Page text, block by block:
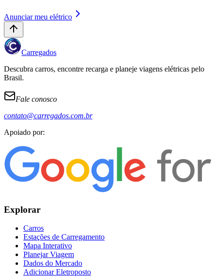
Anunciar meu elétrico
Carregados
Descubra carros, encontre recarga e planeje viagens elétricas pelo
Brasil.
Fale conosco
contato@carregados.com.br
Apoiado por:
Explorar
Carros
Estações de Carregamento
Mapa Interativo
Planejar Viagem
Dados do Mercado
Adicionar Eletroposto